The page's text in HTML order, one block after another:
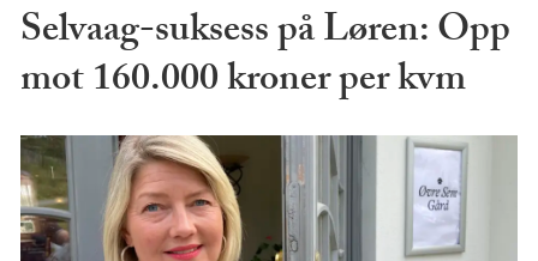
Selvaag-suksess på Løren: Opp
mot 160.000 kroner per kvm